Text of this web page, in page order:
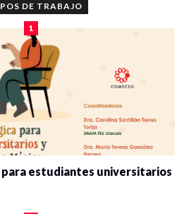
DE TRABAJO
1
estudiantes universitarios